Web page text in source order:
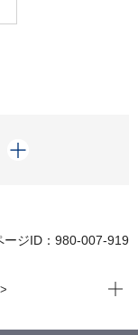
ージID：980-007-919
現在